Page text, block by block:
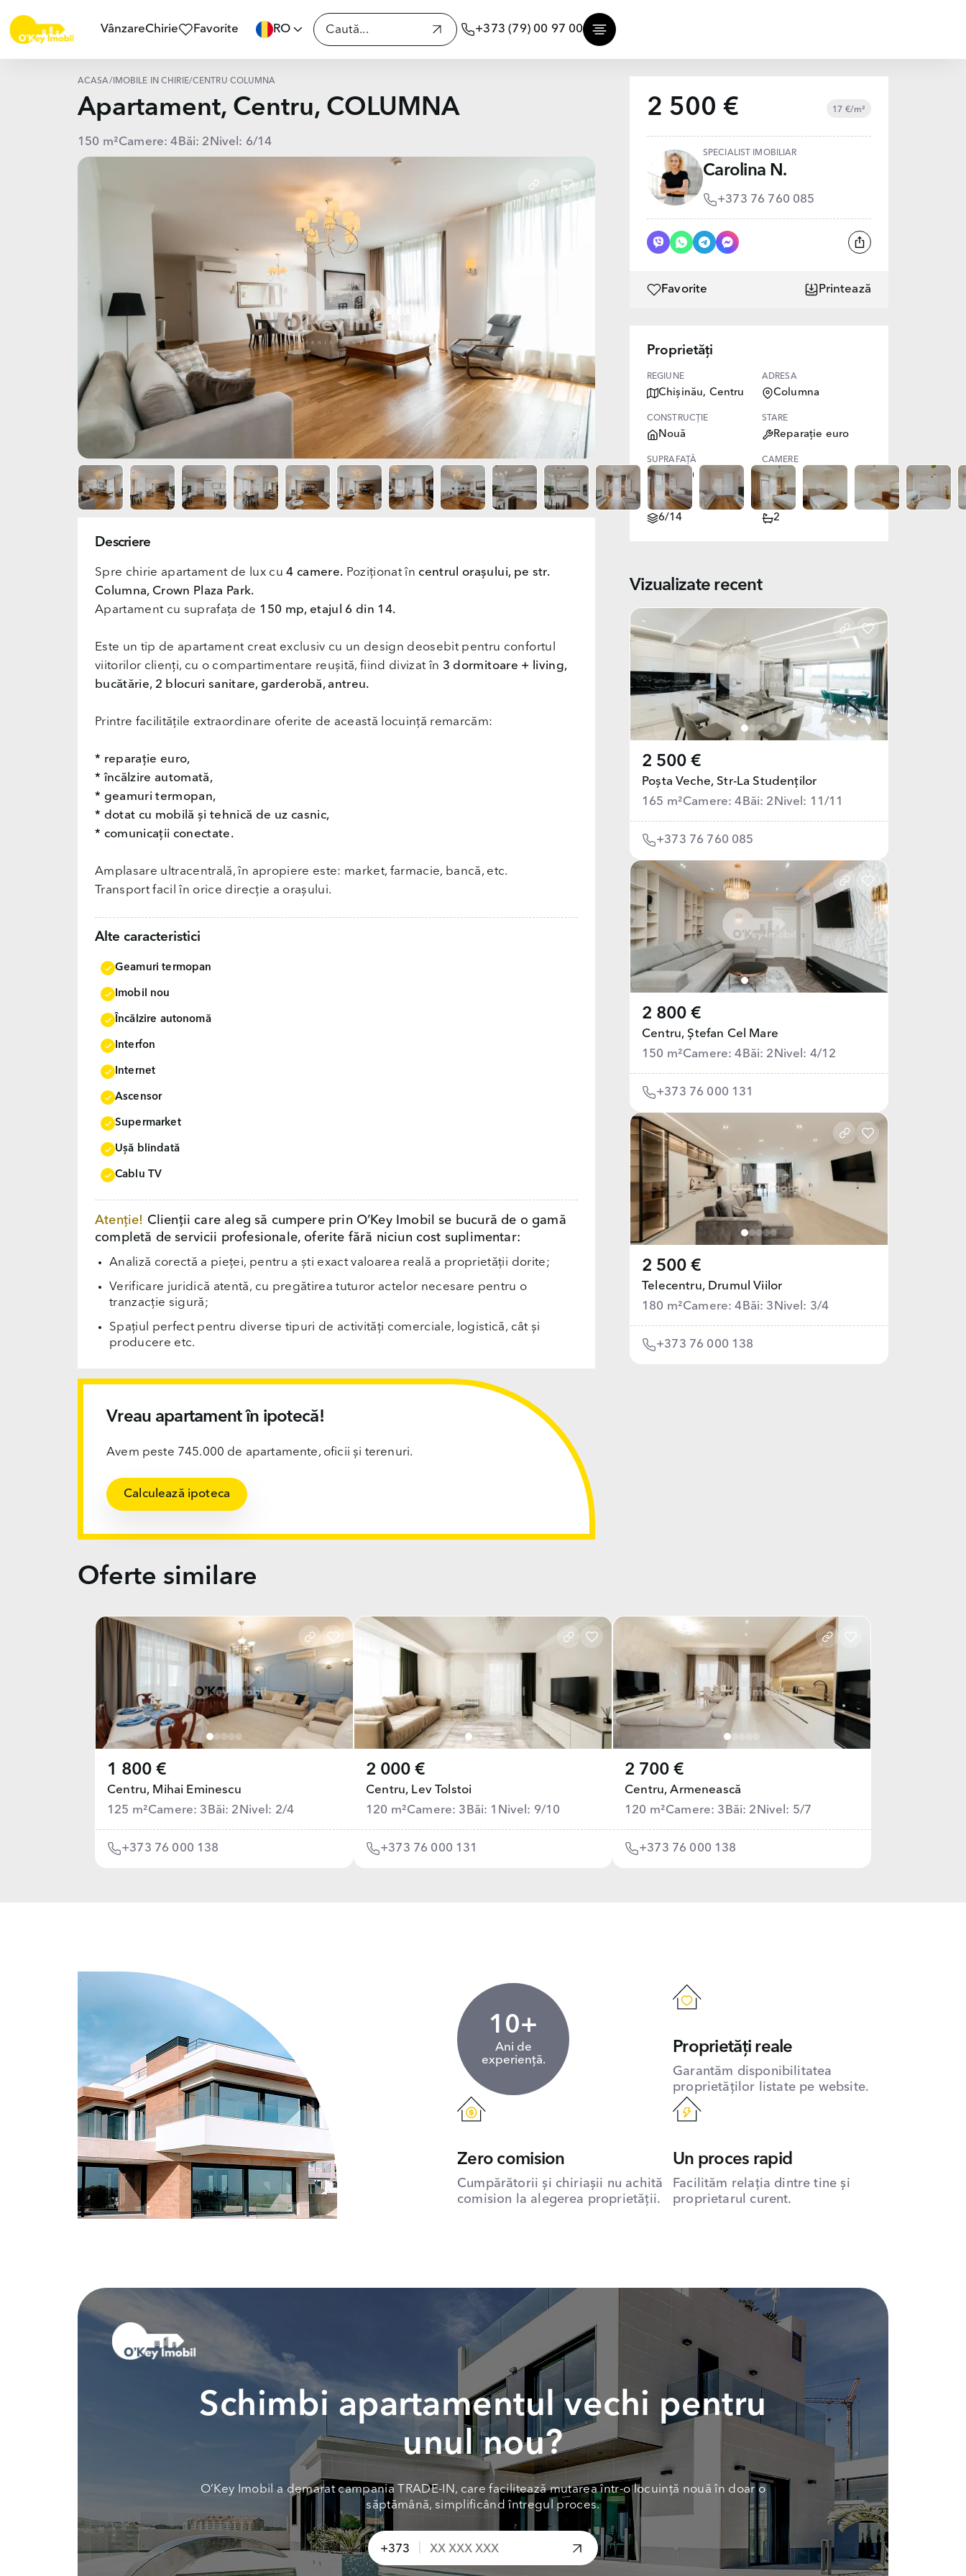
VânzareChirie Favorite RO +373 (79) 00 97 00
ACASĂ/ IMOBILE ÎN CHIRIE/CENTRU COLUMNA
Apartament, Centru, COLUMNA
150 m²Camere: 4 Băi: 2 Nivel: 6/14
Descriere
Spre chirie apartament de lux cu 4 camere. Poziționat în centrul orașului, pe str.
Columna, Crown Plaza Park.
Apartament cu suprafața de 150 mp, etajul 6 din 14.
Este un tip de apartament creat exclusiv cu un design deosebit pentru confortul
viitorilor clienți, cu o compartimentare reușită, fiind divizat în 3 dormitoare + living,
bucătărie, 2 blocuri sanitare, garderobă, antreu.
Printre facilitățile extraordinare oferite de această locuință remarcăm:
* reparație euro,
* încălzire automată,
* geamuri termopan,
* dotat cu mobilă și tehnică de uz casnic,
* comunicații conectate.
Amplasare ultracentrală, în apropiere este: market, farmacie, bancă, etc.
Transport facil în orice direcție a orașului.
Alte caracteristici
Geamuri termopan
Imobil nou
Încălzire autonomă
Interfon
Internet
Ascensor
Supermarket
Uşă blindată
Cablu TV
Atenție! Clienții care aleg să cumpere prin O’Key Imobil se bucură de o gamă
completă de servicii profesionale, oferite fără niciun cost suplimentar:
Analiză corectă a pieței, pentru a ști exact valoarea reală a proprietății dorite;
Verificare juridică atentă, cu pregătirea tuturor actelor necesare pentru o
tranzacție sigură;
Spațiul perfect pentru diverse tipuri de activități comerciale, logistică, cât și
producere etc.
Vreau apartament în ipotecă!
Avem peste 745.000 de apartamente, oficii și terenuri.
Calculează ipoteca
2 500 € 17 €/m²
SPECIALIST IMOBILIAR
Carolina N.
+373 76 760 085
Favorite Printează
Proprietăți
REGIUNE
Chișinău, Centru
ADRESA
Columna
CONSTRUCȚIE
Nouă
STARE
Reparație euro
SUPRAFAȚĂ
150.00
CAMERE
4
NIVEL
6/14
BĂI
2
Vizualizate recent
2 500 €
Poșta Veche, Str-La Studenților
165 m²Camere: 4 Băi: 2 Nivel: 11/11
+373 76 760 085
2 800 €
Centru, Ștefan Cel Mare
150 m²Camere: 4 Băi: 2 Nivel: 4/12
+373 76 000 131
2 500 €
Telecentru,Drumul Viilor
180 m²Camere: 4 Băi: 3 Nivel: 3/4
+373 76 000 138
Oferte similare
1 800 €
Centru, Mihai Eminescu
125 m²Camere: 3 Băi: 2 Nivel: 2/4
+373 76 000 138
2 000 €
Centru, Lev Tolstoi
120 m²Camere: 3 Băi: 1 Nivel: 9/10
+373 76 000 131
2 700 €
Centru, Armenească
120 m²Camere: 3 Băi: 2 Nivel: 5/7
+373 76 000 138
10+
Ani de
experiență.
Proprietăți reale
Garantăm disponibilitatea
proprietăților listate pe website.
Zero comision
Cumpărătorii și chiriașii nu achită
comision la alegerea proprietății.
Un proces rapid
Facilităm relația dintre tine și
proprietarul curent.
Schimbi apartamentul vechi pentru
unul nou?
O’Key Imobil a demarat campania TRADE-IN, care facilitează mutarea într-o locuință nouă în doar o
săptămână, simplificând întregul proces.
+373